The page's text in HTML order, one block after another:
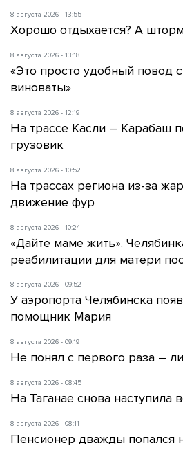
8 августа 2026 - 13:55
Хорошо отдыхается? А
8 августа 2026 - 13:18
«Это просто удобный повод
виноваты»
8 августа 2026 - 12:19
На трассе Касли – Карабаш
грузовик
8 августа 2026 - 10:52
На трассах региона из-за
движение фур
8 августа 2026 - 10:24
«Дайте маме жить».
реабилитации для матери
8 августа 2026 - 09:52
У аэропорта Челябинска
помощник Мария
8 августа 2026 - 09:19
Не понял с первого раза –
8 августа 2026 - 08:45
На Таганае снова наступила
8 августа 2026 - 08:11
Пенсионер дважды попался